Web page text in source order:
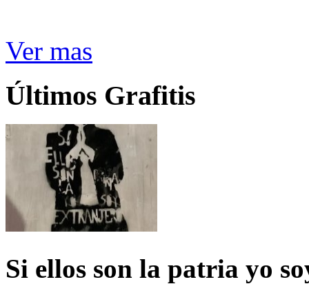
Ver mas
Últimos Grafitis
Si ellos son la patria yo